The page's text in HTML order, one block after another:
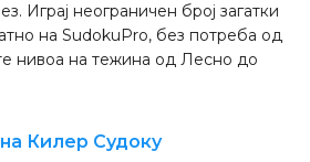
Играј неограничен број загатки
на SudokuPro, без потреба од
нивоа на тежина од Лесно до
Килер Судоку